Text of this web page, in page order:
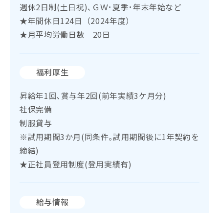
週休2日制(土日祝)､ＧＷ･夏季･年末年始など
★年間休日124日（2024年度）
★月平均労働日数 20日
福利厚生
昇給年1回､賞与年2回(前年実績3ケ月分)
社保完備
制服貸与
※試用期間3か月(同条件｡試用期間後に1年契約を
締結)
★正社員登用制度(登用実績有)
給与情報